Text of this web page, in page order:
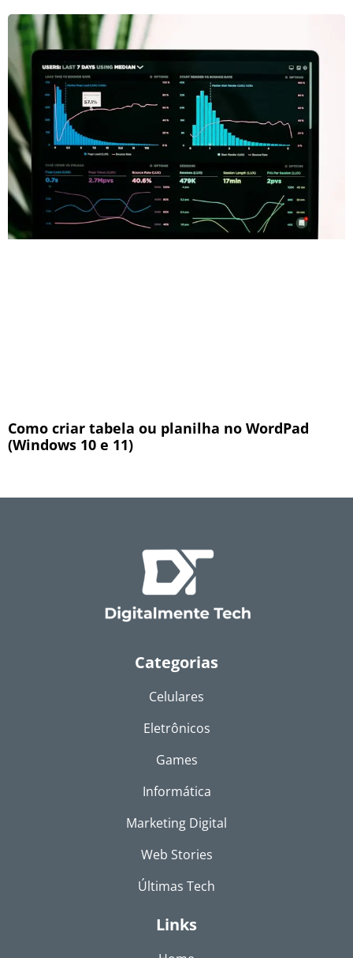
Como criar tabela ou planilha no WordPad
(Windows 10 e 11)
Categorias
Celulares
Eletrônicos
Games
Informática
Marketing Digital
Web Stories
Últimas Tech
Links